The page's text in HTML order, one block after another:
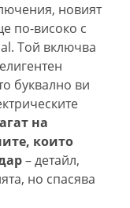
новият
по-високо с
Той включва
буквално ви
на
които
– детайл,
но спасява